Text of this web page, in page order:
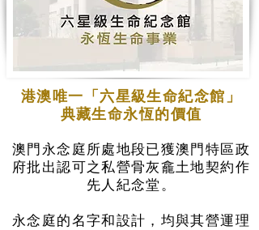
港澳唯一「六星級生命紀念館」
典藏生命永恆的價值
澳門永念庭所處地段已獲澳門特區政
府批出認可之私營骨灰龕土地契約作
先人紀念堂。
永念庭的名字和設計，均與其營運理